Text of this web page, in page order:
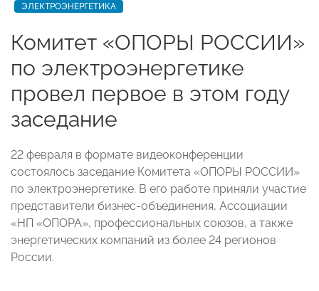
ЭЛЕКТРОЭНЕРГЕТИКА
Комитет «ОПОРЫ РОССИИ»
по электроэнергетике
провел первое в этом году
заседание
22 февраля в формате видеоконференции
состоялось заседание Комитета «ОПОРЫ РОССИИ»
по электроэнергетике. В его работе приняли участие
представители бизнес-объединения, Ассоциации
«НП «ОПОРА», профессиональных союзов, а также
энергетических компаний из более 24 регионов
России.